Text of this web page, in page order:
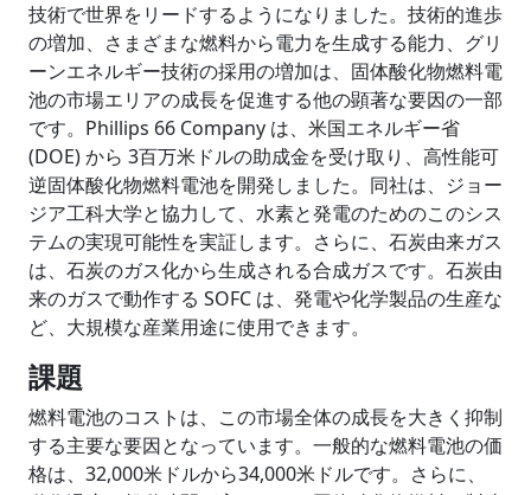
技術で世界をリードするようになりました。技術的進歩
の増加、さまざまな燃料から電力を生成する能力、グリ
ーンエネルギー技術の採用の増加は、固体酸化物燃料電
池の市場エリアの成長を促進する他の顕著な要因の一部
です。Phillips 66 Company は、米国エネルギー省
(DOE) から 3百万米ドルの助成金を受け取り、高性能可
逆固体酸化物燃料電池を開発しました。同社は、ジョー
ジア工科大学と協力して、水素と発電のためのこのシス
テムの実現可能性を実証します。さらに、石炭由来ガス
は、石炭のガス化から生成される合成ガスです。石炭由
来のガスで動作する SOFC は、発電や化学製品の生産な
ど、大規模な産業用途に使用できます。
課題
燃料電池のコストは、この市場全体の成長を大きく抑制
する主要な要因となっています。一般的な燃料電池の価
格は、32,000米ドルから34,000米ドルです。さらに、